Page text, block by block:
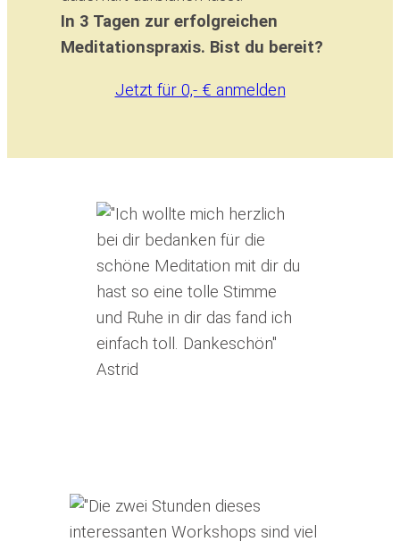
In 3 Tagen zur erfolgreichen
Meditationspraxis. Bist du bereit?
Jetzt für 0,- € anmelden